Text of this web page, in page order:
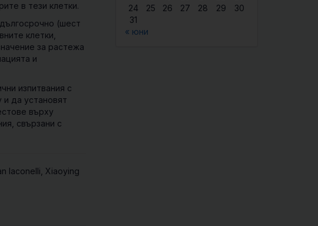
в тези клетки.
(шест
клетки,
за растежа
и
изпитвания с
да установят
върху
свързани с
Iaconelli, Xiaoying
24
25 26 27 28 29
30
31
« юни